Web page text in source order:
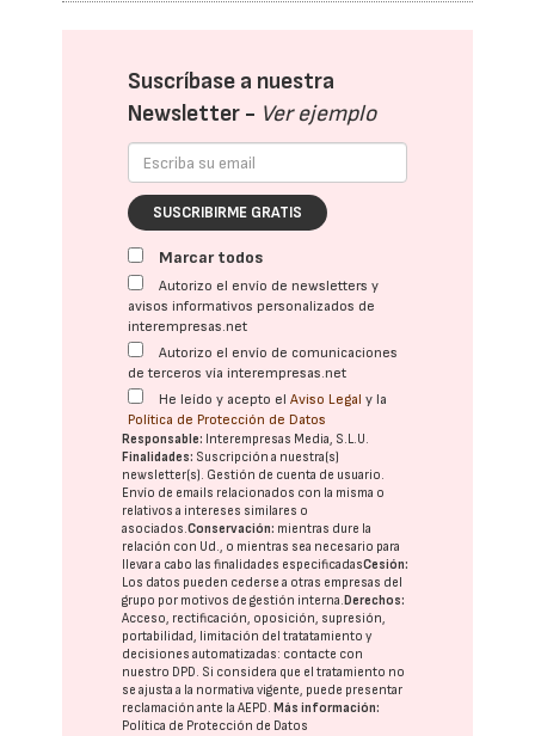
Suscríbase a nuestra
Newsletter - Ver ejemplo
SUSCRIBIRME GRATIS
Marcar todos
Autorizo el envío de newsletters y
avisos informativos personalizados de
interempresas.net
Autorizo el envío de comunicaciones
de terceros vía interempresas.net
He leído y acepto elAviso Legal y la
Política de Protección de Datos
Responsable: Interempresas Media, S.L.U.
Finalidades: Suscripción a nuestra(s)
newsletter(s). Gestión de cuenta de usuario.
Envío de emails relacionados con la misma o
relativos a intereses similares o
asociados.Conservación: mientras dure la
relación con Ud., o mientras sea necesario para
llevar a cabo las finalidades especificadasCesión:
Los datos pueden cederse a otras empresas del
grupo por motivos de gestión interna. Derechos:
Acceso, rectificación, oposición, supresión,
portabilidad, limitación del tratatamiento y
decisiones automatizadas: contacte con
nuestro DPD. Si considera que el tratamiento no
se ajusta a la normativa vigente, puede presentar
reclamación ante laAEPD. Más información:
Política de Protección de Datos